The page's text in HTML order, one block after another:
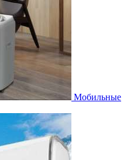
Мобильные